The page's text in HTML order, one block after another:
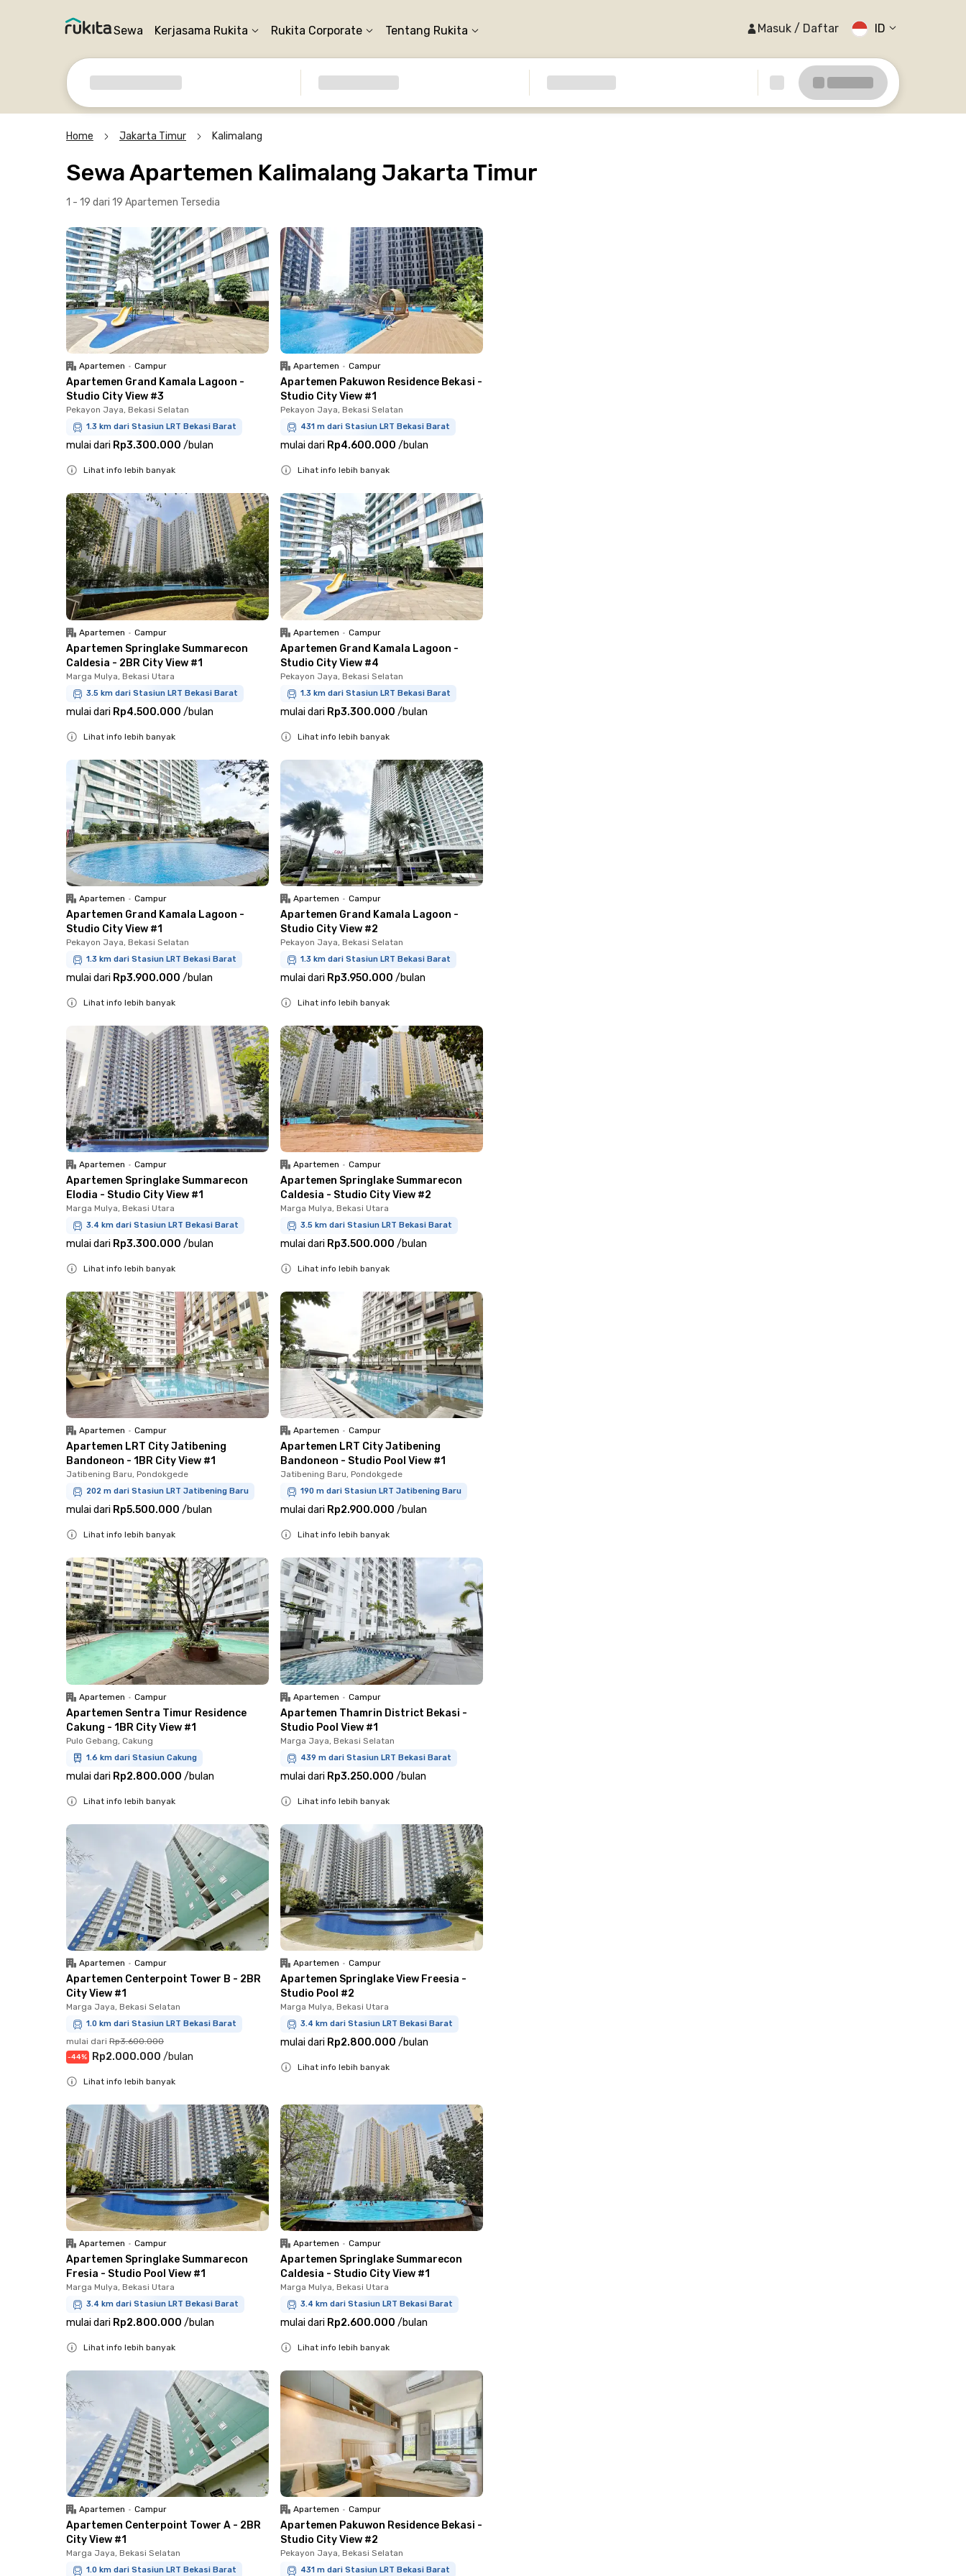
Sewa Kerjasama Rukita Rukita Corporate Tentang Rukita Masuk / Daftar ID
Home Jakarta Timur Kalimalang
Sewa Apartemen Kalimalang Jakarta Timur
1 - 19 dari 19 Apartemen Tersedia
Apartemen • Campur
Apartemen Grand Kamala Lagoon -
Studio City View #3
Pekayon Jaya, Bekasi Selatan
1.3 km dari Stasiun LRT Bekasi Barat
mulai dari Rp3.300.000 /bulan
Lihat info lebih banyak
Apartemen • Campur
Apartemen Pakuwon Residence Bekasi -
Studio City View #1
Pekayon Jaya, Bekasi Selatan
431 m dari Stasiun LRT Bekasi Barat
mulai dari Rp4.600.000 /bulan
Lihat info lebih banyak
Apartemen • Campur
Apartemen Springlake Summarecon
Caldesia - 2BR City View #1
Marga Mulya, Bekasi Utara
3.5 km dari Stasiun LRT Bekasi Barat
mulai dari Rp4.500.000 /bulan
Lihat info lebih banyak
Apartemen • Campur
Apartemen Grand Kamala Lagoon -
Studio City View #4
Pekayon Jaya, Bekasi Selatan
1.3 km dari Stasiun LRT Bekasi Barat
mulai dari Rp3.300.000 /bulan
Lihat info lebih banyak
Apartemen • Campur
Apartemen Grand Kamala Lagoon -
Studio City View #1
Pekayon Jaya, Bekasi Selatan
1.3 km dari Stasiun LRT Bekasi Barat
mulai dari Rp3.900.000 /bulan
Lihat info lebih banyak
Apartemen • Campur
Apartemen Grand Kamala Lagoon -
Studio City View #2
Pekayon Jaya, Bekasi Selatan
1.3 km dari Stasiun LRT Bekasi Barat
mulai dari Rp3.950.000 /bulan
Lihat info lebih banyak
Apartemen • Campur
Apartemen Springlake Summarecon
Elodia - Studio City View #1
Marga Mulya, Bekasi Utara
3.4 km dari Stasiun LRT Bekasi Barat
mulai dari Rp3.300.000 /bulan
Lihat info lebih banyak
Apartemen • Campur
Apartemen Springlake Summarecon
Caldesia - Studio City View #2
Marga Mulya, Bekasi Utara
3.5 km dari Stasiun LRT Bekasi Barat
mulai dari Rp3.500.000 /bulan
Lihat info lebih banyak
Apartemen • Campur
Apartemen LRT City Jatibening
Bandoneon - 1BR City View #1
Jatibening Baru, Pondokgede
202 m dari Stasiun LRT Jatibening Baru
mulai dari Rp5.500.000 /bulan
Lihat info lebih banyak
Apartemen • Campur
Apartemen LRT City Jatibening
Bandoneon - Studio Pool View #1
Jatibening Baru, Pondokgede
190 m dari Stasiun LRT Jatibening Baru
mulai dari Rp2.900.000 /bulan
Lihat info lebih banyak
Apartemen • Campur
Apartemen Sentra Timur Residence
Cakung - 1BR City View #1
Pulo Gebang, Cakung
1.6 km dari Stasiun Cakung
mulai dari Rp2.800.000 /bulan
Lihat info lebih banyak
Apartemen • Campur
Apartemen Thamrin District Bekasi -
Studio Pool View #1
Marga Jaya, Bekasi Selatan
439 m dari Stasiun LRT Bekasi Barat
mulai dari Rp3.250.000 /bulan
Lihat info lebih banyak
Apartemen • Campur
Apartemen Centerpoint Tower B - 2BR
City View #1
Marga Jaya, Bekasi Selatan
1.0 km dari Stasiun LRT Bekasi Barat
mulai dari Rp3.600.000
-44% Rp2.000.000 /bulan
Lihat info lebih banyak
Apartemen • Campur
Apartemen Springlake View Freesia -
Studio Pool #2
Marga Mulya, Bekasi Utara
3.4 km dari Stasiun LRT Bekasi Barat
mulai dari Rp2.800.000 /bulan
Lihat info lebih banyak
Apartemen • Campur
Apartemen Springlake Summarecon
Fresia - Studio Pool View #1
Marga Mulya, Bekasi Utara
3.4 km dari Stasiun LRT Bekasi Barat
mulai dari Rp2.800.000 /bulan
Lihat info lebih banyak
Apartemen • Campur
Apartemen Springlake Summarecon
Caldesia - Studio City View #1
Marga Mulya, Bekasi Utara
3.4 km dari Stasiun LRT Bekasi Barat
mulai dari Rp2.600.000 /bulan
Lihat info lebih banyak
Apartemen • Campur
Apartemen Centerpoint Tower A - 2BR
City View #1
Marga Jaya, Bekasi Selatan
1.0 km dari Stasiun LRT Bekasi Barat
Apartemen • Campur
Apartemen Pakuwon Residence Bekasi -
Studio City View #2
Pekayon Jaya, Bekasi Selatan
431 m dari Stasiun LRT Bekasi Barat